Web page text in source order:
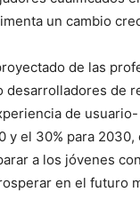
un cambio
de las
desarrolladores de
de
y el 30% para 2030,
a los jóvenes
en el futuro